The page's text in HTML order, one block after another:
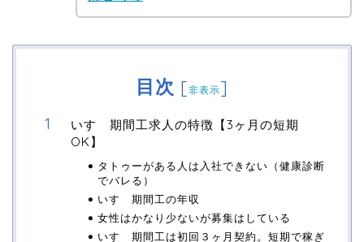
目次 [非表示]
いすゞ期間工求人の特徴【3ヶ月の短期
OK】
タトゥーがある人は入社できない（健康診断
でバレる）
いすゞ期間工の年収
女性はかなり少ないが募集はしている
いすゞ期間工は初回３ヶ月契約。短期で稼ぎ